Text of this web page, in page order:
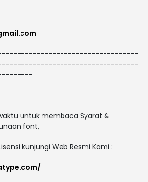
untuk membaca Syarat &
font,
kunjungi Web Resmi Kami :